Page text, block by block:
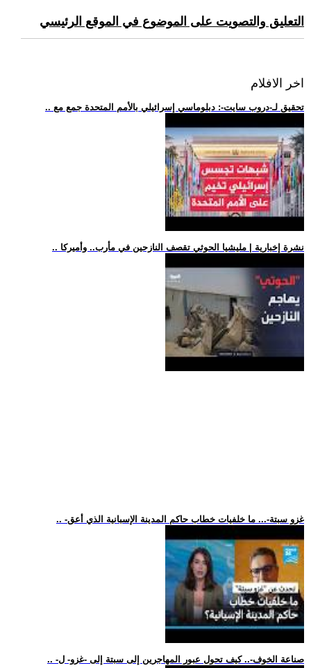
التعليق والتصويت على الموضوع في الموقع الرئيسي
اخر الافلام
.. تحقيق لـ-دروب سايت-: دبلوماسي إسرائيلي بالأمم المتحدة جمع مع
.. نشرة إخبارية | مليشيا الحوثي تقصف النازحين في مأرب.. وأميركا
.. -غزو سبتة-... ما خلفيات خطاب حاكم المدينة الإسبانية الذي أعق
.. -صناعة الخوف-.. كيف تحول عبور المهاجرين إلى سبتة إلى -غزو- ل